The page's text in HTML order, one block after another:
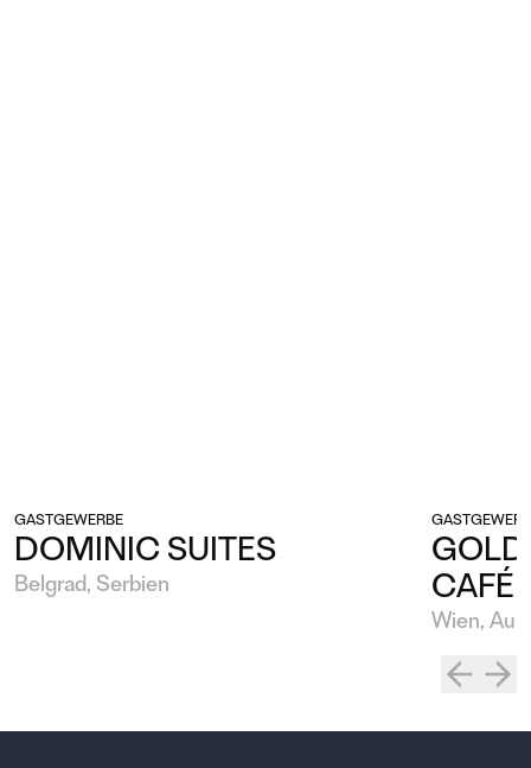
GASTGEWERBE
DOMINIC SUITES
Belgrad, Serbien
CAFÉ
Wien,